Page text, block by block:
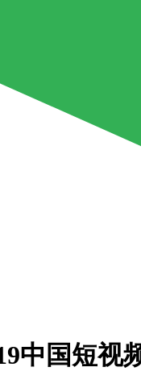
中国短视